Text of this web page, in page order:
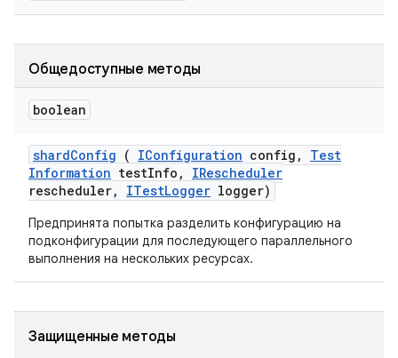
Общедоступные методы
boolean
shardConfig ( IConfiguration config ,
Test
Information testInfo ,
IRescheduler
rescheduler, ITestLogger logger)
Предпринята попытка разделить конфигурацию на
подконфигурации для последующего параллельного
выполнения на нескольких ресурсах.
Защищенные методы